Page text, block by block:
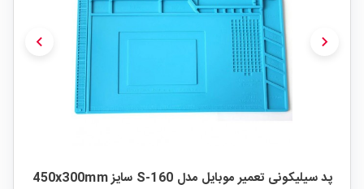
chevron_left chevron_right
پد سیلیکونی تعمیر موبایل مدل S-160 سایز 450x300mm